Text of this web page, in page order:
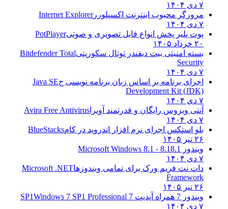
مرورگر محبوب اینترنت اکسپلوررInternet Explorer
پوت پلیر پخش انواع فایل تصویری و صوتیPotPlayer
بسته امنیتی بیت دیفندر توتال سکوریتیBitdefender Total
Security
اجرای برنامه بر اساس زبان برنامه نویسی جJava SE
Development Kit (JDK)
آنتی ویروس رایگان و قدرتمند آویراAvira Free Antivirus
بلو استکس اجرای نرم افزار اندروید در کام BlueStacks
ویندوز 8.1 8.1 - Microsoft Windows 8.1
دات نت فریم ورک برای تمامی ویندوزهاMicrosoft .NET
Framework
ویندوز 7 همراه آپدیت 7 SP1
Windows 7 SP1 Professional